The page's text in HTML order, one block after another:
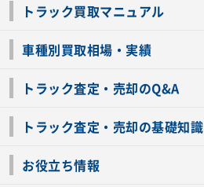
トラック買取マニュアル
車種別買取相場・実績
トラック査定・売却のQ&A
トラック査定・売却の基礎知識
お役立ち情報